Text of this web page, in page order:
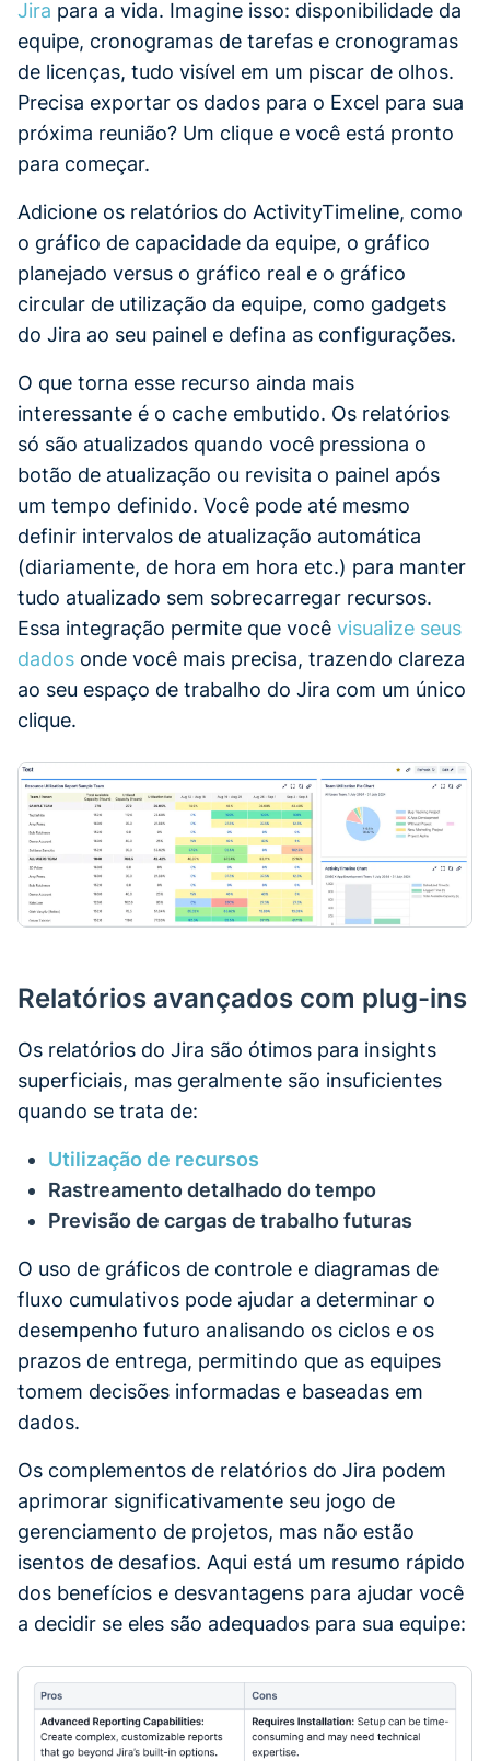
Jira para a vida. Imagine isso: disponibilidade da
equipe, cronogramas de tarefas e cronogramas
de licenças, tudo visível em um piscar de olhos.
Precisa exportar os dados para o Excel para sua
próxima reunião? Um clique e você está pronto
para começar.
Adicione os relatórios do ActivityTimeline, como
o gráfico de capacidade da equipe, o gráfico
planejado versus o gráfico real e o gráfico
circular de utilização da equipe, como gadgets
do Jira ao seu painel e defina as configurações.
O que torna esse recurso ainda mais
interessante é o cache embutido. Os relatórios
só são atualizados quando você pressiona o
botão de atualização ou revisita o painel após
um tempo definido. Você pode até mesmo
definir intervalos de atualização automática
(diariamente, de hora em hora etc.) para manter
tudo atualizado sem sobrecarregar recursos.
Essa integração permite que você visualize seus
dados onde você mais precisa, trazendo clareza
ao seu espaço de trabalho do Jira com um único
clique.
Relatórios avançados com plug-ins
Os relatórios do Jira são ótimos para insights
superficiais, mas geralmente são insuficientes
quando se trata de:
Utilização de recursos
Rastreamento detalhado do tempo
Previsão de cargas de trabalho futuras
O uso de gráficos de controle e diagramas de
fluxo cumulativos pode ajudar a determinar o
desempenho futuro analisando os ciclos e os
prazos de entrega, permitindo que as equipes
tomem decisões informadas e baseadas em
dados.
Os complementos de relatórios do Jira podem
aprimorar significativamente seu jogo de
gerenciamento de projetos, mas não estão
isentos de desafios. Aqui está um resumo rápido
dos benefícios e desvantagens para ajudar você
a decidir se eles são adequados para sua equipe: